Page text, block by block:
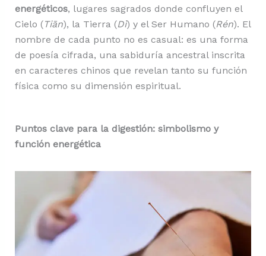
energéticos, lugares sagrados donde confluyen el
Cielo (Tiān), la Tierra (Dì) y el Ser Humano (Rén). El
nombre de cada punto no es casual: es una forma
de poesía cifrada, una sabiduría ancestral inscrita
en caracteres chinos que revelan tanto su función
física como su dimensión espiritual.
Puntos clave para la digestión: simbolismo y
función energética